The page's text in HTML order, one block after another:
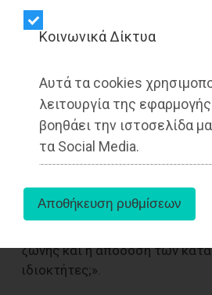
Kοινωνικά Δίκτυα
Αυτά τα cookies
λειτουργία της
βοηθάει την ιστοσελίδα
τα Social Media.
δημοτικό συμβούλιο ότι
που έχουν ανταλλαγή μεταξύ
το σώμα και τους πολίτες.
Ο Βαγγέλης Μπουρνούς της
ερώτηση: «Θα το λήξετε
Δήμαρχε ή θα βάλουμε ως
δεσμεύει να υπογράψετε για
στην επόμενη φάση, που είναι ο
ζώνης και η απόδοση των
ιδιοκτήτες;».